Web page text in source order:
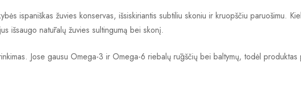
ispaniškas žuvies konservas, išsiskiriantis subtiliu skoniu ir kruopščiu paruošimu.
išsaugo natūralų žuvies sultingumą bei skonį.
Jose gausu Omega-3 ir Omega-6 riebalų rūgščių bei baltymų, todėl produktas